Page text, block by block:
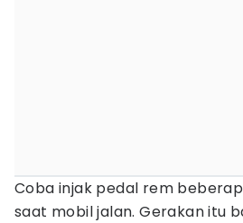
Coba injak pedal rem
saat mobil jalan. Gerakan itu